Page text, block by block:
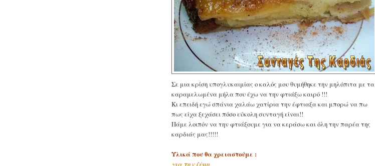
Σε μια κρίση υπογλυκαιμίας ο καλός μου θυμήθηκε την μηλόπιτα με τα
καραμελωμένα μήλα που έχω να την φτιάξω καιρό !!!
Κι επειδή εγώ σπάνια χαλάω χατίρια την έφτιαξα και μπορώ να πω
πως είχα ξεχάσει πόσο εύκολη συνταγή είναι!!
Πάμε λοιπόν να την φτιάξουμε για να κεράσω και όλη την παρέα της
καρδιάς μας!!!!!
Υλικά που θα χρειαστούμε :
για την ζύμη